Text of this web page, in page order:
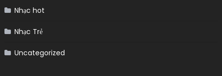
Nhạc hot
Nhạc Trẻ
Uncategorized